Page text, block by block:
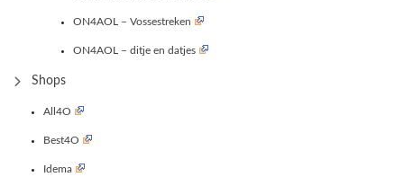
ON4AOL – Vossestreken
ON4AOL – ditje en datjes
Shops
All4O
Best4O
Idema